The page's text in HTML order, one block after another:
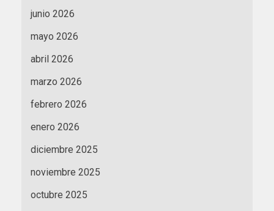
junio 2026
mayo 2026
abril 2026
marzo 2026
febrero 2026
enero 2026
diciembre 2025
noviembre 2025
octubre 2025